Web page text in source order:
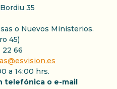
35
o Nuevos Ministerios.
45)
22 66
a 14:00 hrs.
telefónica o e-mail